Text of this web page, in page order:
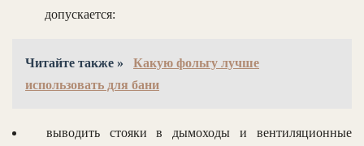
допускается:
Читайте также »
Какую фольгу лучше
использовать для бани
выводить стояки в дымоходы и вентиляционные